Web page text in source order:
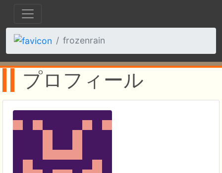
frozenrain
プロフィール